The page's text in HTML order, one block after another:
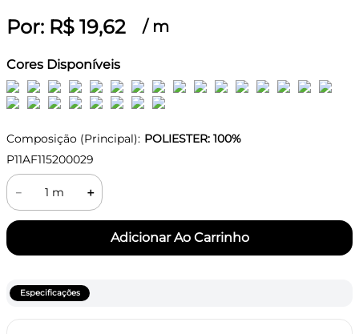
Por: R$ 19,62 / m
Cores Disponíveis
Composição (Principal): POLIESTER: 100%
P11AF115200029
＋
－
Especificações